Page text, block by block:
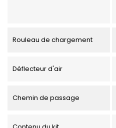
Rouleau de chargement
Déflecteur d'air
Chemin de passage